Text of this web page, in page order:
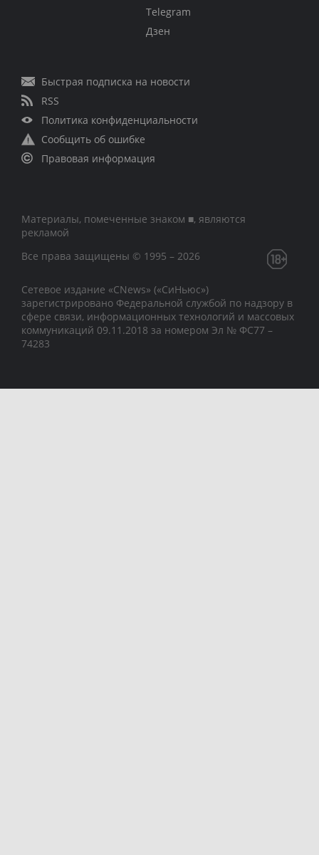
Telegram
Дзен
Быстрая подписка на новости
RSS
Политика конфиденциальности
Сообщить об ошибке
Правовая информация
Материалы, помеченные знаком ■, являются
рекламой
Все права защищены © 1995 – 2026
Сетевое издание «CNews» («СиНьюс»)
зарегистрировано Федеральной службой по надзору в
сфере связи, информационных технологий и массовых
коммуникаций 09.11.2018 за номером Эл № ФС77 –
74283